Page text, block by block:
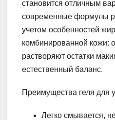
становится отличным
современные формулы
учетом особенностей
комбинированной кожи:
растворяют остатки
естественный баланс.
Преимущества геля для
Легко смывается,